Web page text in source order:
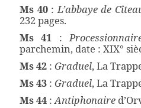
Ms 40 :L’abbaye de
232 pages.
Ms 41 :
parchemin, date : XIX°
Ms 42 : Graduel, La
Ms 43 : Graduel, La
Ms 44 :Antiphonaire